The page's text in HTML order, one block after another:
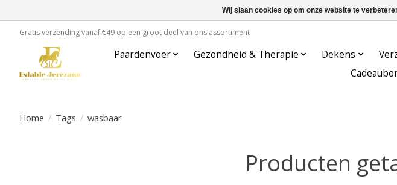
Gratis verzending vanaf €49 op een groot deel van ons assortiment
Paardenvoer Gezondheid & Therapie Dekens
Home / Tags / wasbaar
Producten
Wij slaan cookies op om onze website te